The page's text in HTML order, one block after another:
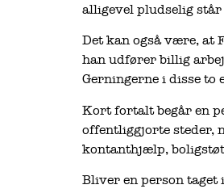
alligevel pludselig står
Det kan også være, at
han udfører billig
Gerningerne i disse to
Kort fortalt begår en
offentliggjorte steder,
kontanthjælp,
Bliver en person taget